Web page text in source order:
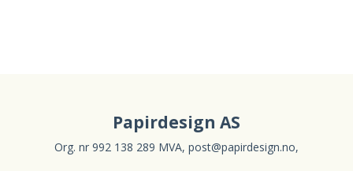
Papirdesign AS
Org. nr 992 138 289 MVA, post@papirdesign.no,